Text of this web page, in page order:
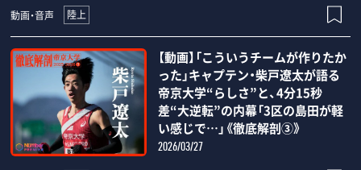
動画・音声 陸上
【動画】「こういうチームが作りたか
った」キャプテン・柴戸遼太が語る
帝京大学“らしさ”と、4分15秒
差“大逆転”の内幕「3区の島田が軽
い感じで…」《徹底解剖③》
2026/03/27